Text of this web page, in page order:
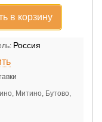
в корзину
Россия
Митино, Бутово,